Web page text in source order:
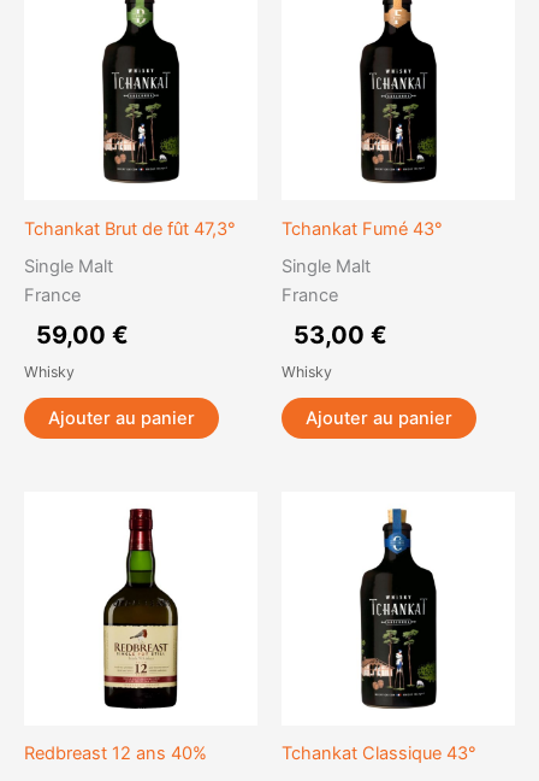
Tchankat Brut de fût 47,3°
Single Malt
France
59,00 €
Whisky
Ajouter au panier
Tchankat Fumé 43°
Single Malt
France
53,00 €
Whisky
Ajouter au panier
Redbreast 12 ans 40%
Tchankat Classique 43°